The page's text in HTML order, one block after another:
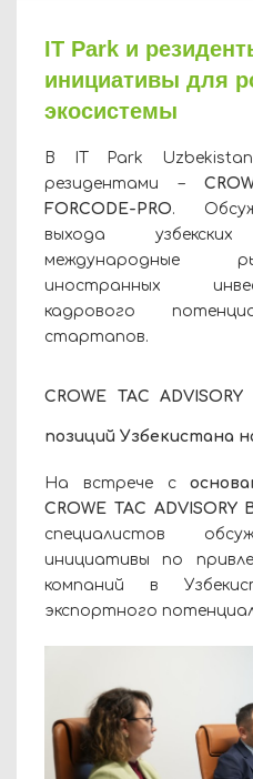
IT Park и
инициативы для
экосистемы
В IT Park
резидентами –
FORCODE-PRO.
выхода
международные
иностранных
кадрового
стартапов.
CROWE TAC
позиций Узбекистана
На встрече с
CROWE TAC ADVISORY
специалистов
инициативы по
компаний в
экспортного